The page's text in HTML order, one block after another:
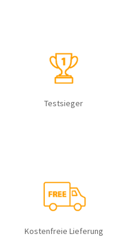
Testsieger
Kostenfreie Lieferung